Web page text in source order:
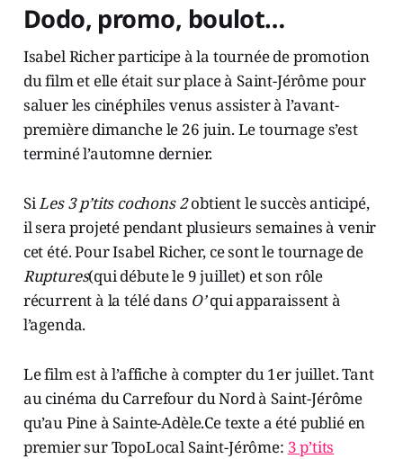
Dodo, promo, boulot…
Isabel Richer participe à la tournée de promotion
du film et elle était sur place à Saint-Jérôme pour
saluer les cinéphiles venus assister à l’avant-
première dimanche le 26 juin. Le tournage s’est
terminé l’automne dernier.
SiLes 3 p’tits cochons 2obtient le succès anticipé,
il sera projeté pendant plusieurs semaines à venir
cet été. Pour Isabel Richer, ce sont le tournage de
Ruptures(qui débute le 9 juillet) et son rôle
récurrent à la télé dans O’qui apparaissent à
l’agenda.
Le film est à l’affiche à compter du 1er juillet. Tant
au cinéma du Carrefour du Nord à Saint-Jérôme
qu’au Pine à Sainte-Adèle.Ce texte a été publié en
premier sur TopoLocal Saint-Jérôme: 3 p’tits